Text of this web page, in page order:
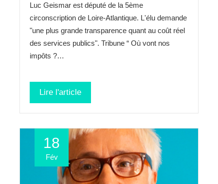
Luc Geismar est député de la 5ème
circonscription de Loire-Atlantique. L'élu demande
"une plus grande transparence quant au coût réel
des services publics". Tribune “ Où vont nos
impôts ?…
Lire l'article
18
Fév